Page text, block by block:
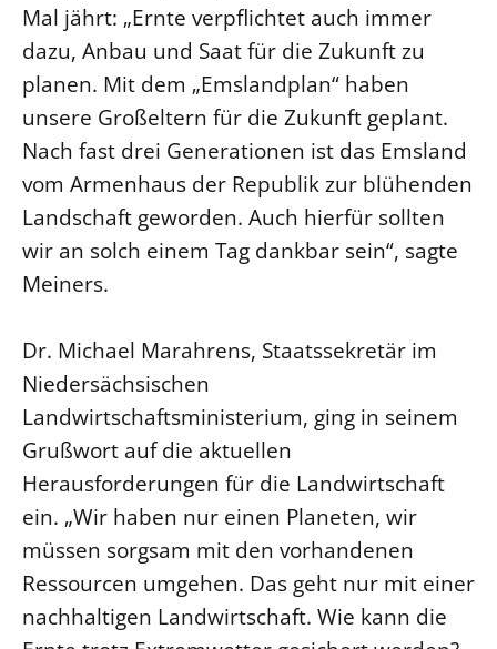
Mal jährt: „Ernte verpflichtet auch immer
dazu, Anbau und Saat für die Zukunft zu
planen. Mit dem „Emslandplan“ haben
unsere Großeltern für die Zukunft geplant.
Nach fast drei Generationen ist das Emsland
vom Armenhaus der Republik zur blühenden
Landschaft geworden. Auch hierfür sollten
wir an solch einem Tag dankbar sein“, sagte
Meiners.
Dr. Michael Marahrens, Staatssekretär im
Niedersächsischen
Landwirtschaftsministerium, ging in seinem
Grußwort auf die aktuellen
Herausforderungen für die Landwirtschaft
ein. „Wir haben nur einen Planeten, wir
müssen sorgsam mit den vorhandenen
Ressourcen umgehen. Das geht nur mit einer
nachhaltigen Landwirtschaft. Wie kann die